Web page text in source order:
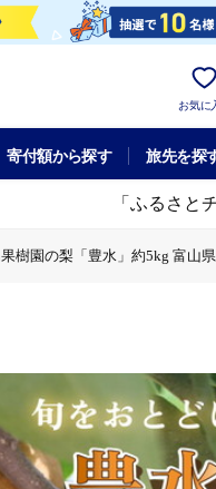
お気に
寄付額から探す 旅先を探
「ふるさと
樹園の梨「豊水」約5kg 富山